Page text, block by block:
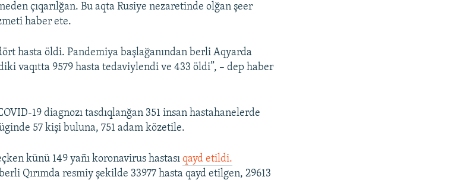
çıqarılğan. Bu aqta Rusiye nezaretinde olğan şeer
haber ete.
hasta öldi. Pandemiya başlağanından berli Aqyarda
vaqıtta 9579 hasta tedaviylendi ve 433 öldi”, – dep haber
19 diagnozı tasdıqlanğan 351 insan hastahanelerde
57 kişi buluna, 751 adam közetile.
künü 149 yañı koronavirus hastasıqayd etildi.
Qırımda resmiy şekilde 33977 hasta qayd etilgen, 29613